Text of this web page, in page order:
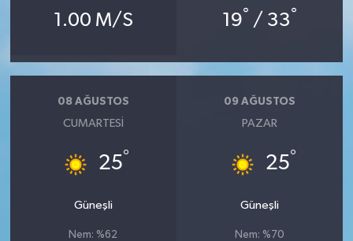
1.00 M/S 19° / 33°
08 AĞUSTOS
CUMARTESI
25°
Güneşli
Nem: %62
09 AĞUSTOS
PAZAR
25°
Güneşli
Nem: %70